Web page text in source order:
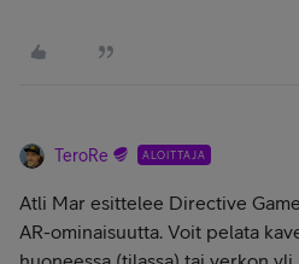
TeroRe ALOITTAJA
Atli Mar esittelee Directive
AR-ominaisuutta. Voit pelata